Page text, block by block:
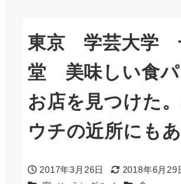
東京 学芸大学
堂 美味しい食パ
お店を見つけた
ウチの近所にもあ
投稿日
2017年3月26日
更新日
2018年6月29